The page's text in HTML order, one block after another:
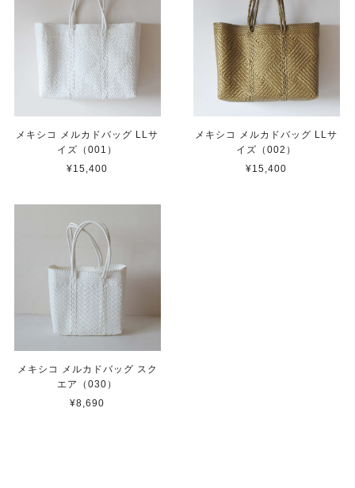
メキシコ メルカドバッグ LLサ
イズ（001）
¥15,400
メキシコ メルカドバッグ LLサ
イズ（002）
¥15,400
メキシコ メルカドバッグ スク
エア（030）
¥8,690